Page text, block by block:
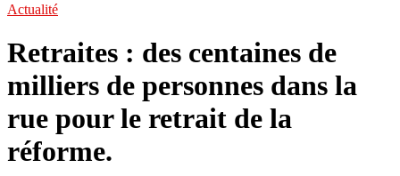
Actualité
Retraites : des centaines de
milliers de personnes dans la
rue pour le retrait de la
réforme.